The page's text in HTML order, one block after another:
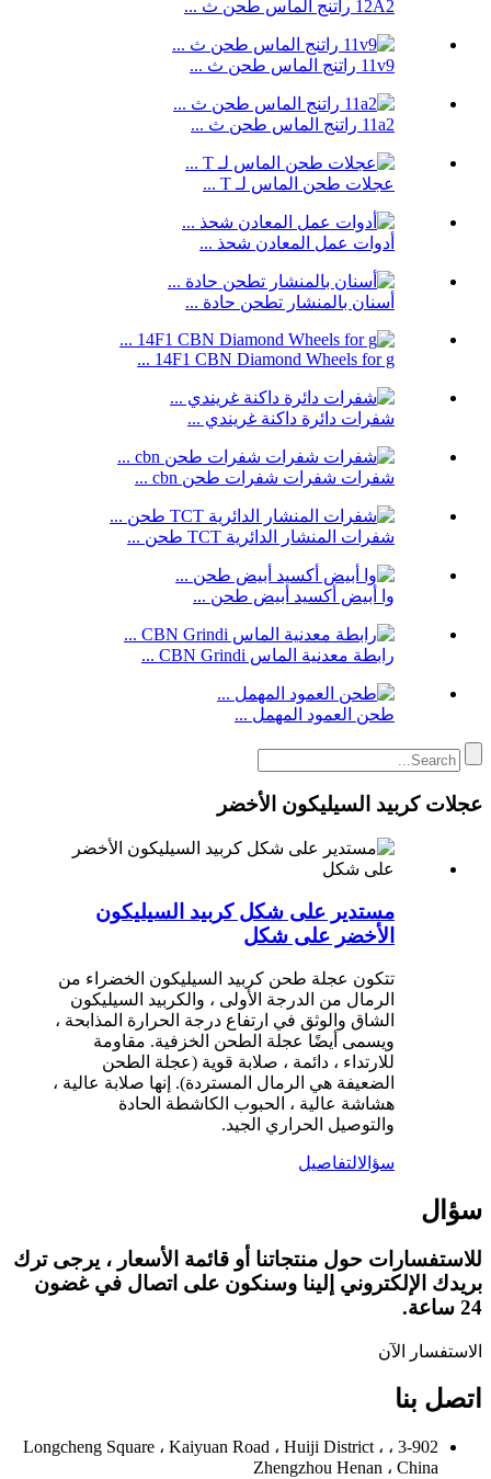
12A2 راتنج الماس طحن ث ...
11v9 راتنج الماس طحن ث ...
11a2 راتنج الماس طحن ث ...
عجلات طحن الماس لـ T ...
أدوات عمل المعادن شحذ ...
أسنان بالمنشار تطحن حادة ...
14F1 CBN Diamond Wheels for g ...
شفرات دائرة داكنة غريندي ...
شفرات شفرات شفرات طحن cbn ...
شفرات المنشار الدائرية TCT طحن ...
وا أبيض أكسيد أبيض طحن ...
رابطة معدنية الماس CBN Grindi ...
طحن العمود المهمل ...
عجلات كربيد السيليكون الأخضر
مستدير على شكل كربيد السيليكون
الأخضر على شكل
تتكون عجلة طحن كربيد السيليكون الخضراء من
الرمال من الدرجة الأولى ، والكربيد السيليكون
الشاق والوثق في ارتفاع درجة الحرارة المذابحة ،
ويسمى أيضًا عجلة الطحن الخزفية. مقاومة
للارتداء ، دائمة ، صلابة قوية (عجلة الطحن
الضعيفة هي الرمال المستردة). إنها صلابة عالية ،
هشاشة عالية ، الحبوب الكاشطة الحادة
والتوصيل الحراري الجيد.
سؤالالتفاصيل
سؤال
للاستفسارات حول منتجاتنا أو قائمة الأسعار ، يرجى ترك
بريدك الإلكتروني إلينا وسنكون على اتصال في غضون
24 ساعة.
الاستفسار الآن
اتصل بنا
3-902 ، Longcheng Square ، Kaiyuan Road ، Huiji District ،
Zhengzhou Henan ، China